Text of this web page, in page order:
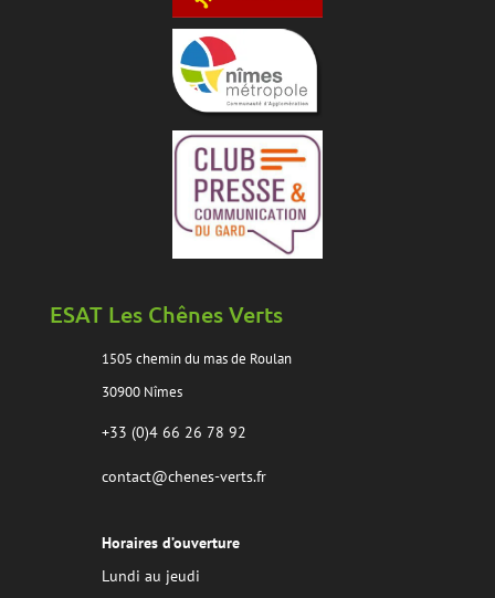
ESAT Les Chênes Verts
1505 chemin du mas de Roulan
30900 Nîmes
+33 (0)4 66 26 78 92
contact@chenes-verts.fr
Horaires d’ouverture
Lundi au jeudi